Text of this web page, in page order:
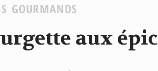
GOURMANDS
aux